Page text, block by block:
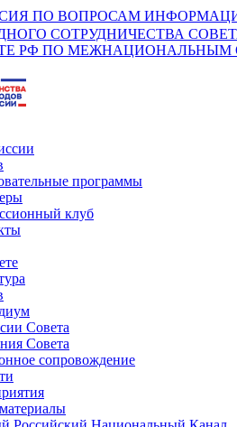
ПО ВОПРОСАМ
СОТРУДНИЧЕСТВА
РФ ПО
программы
клуб
Совета
Совета
сопровождение